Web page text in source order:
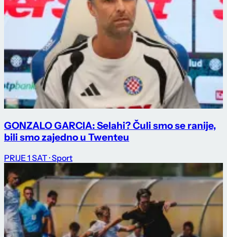
GONZALO GARCIA: Selahi? Čuli smo se ranije,
bili smo zajedno u Twenteu
PRIJE 1 SAT · Sport